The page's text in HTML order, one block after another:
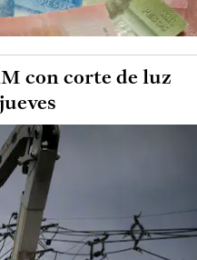
con corte de luz